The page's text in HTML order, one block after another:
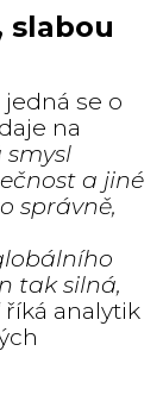
slabou
jedná se o
na
smysl
a jiné
správně,
tak silná,
říká analytik